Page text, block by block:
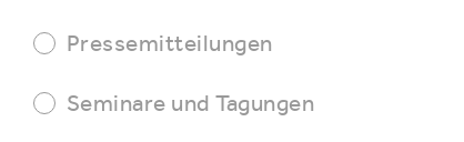
Pressemitteilungen
Seminare und Tagungen